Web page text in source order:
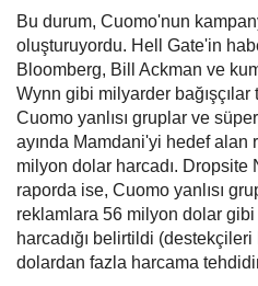
Bu durum, Cuomo'nun
oluşturuyordu. Hell Gate'in
Bloomberg, Bill Ackman ve
Wynn gibi milyarder
Cuomo yanlısı gruplar ve
ayında Mamdani'yi hedef alan
milyon dolar harcadı.
raporda ise, Cuomo yanlısı
reklamlara 56 milyon dolar
harcadığı belirtildi
dolardan fazla harcama